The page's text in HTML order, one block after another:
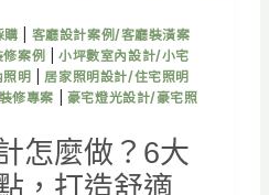
購
客廳設計案例/客廳裝潢案
案例
小坪數室內設計/小宅
明
居家照明設計/住宅照明
修專案
豪宅燈光設計/豪宅照
怎麼做？6大
，打造舒適